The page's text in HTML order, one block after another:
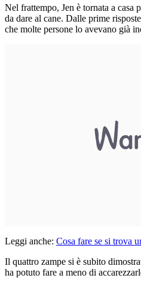
Nel frattempo, Jen è tornata a casa
da dare al cane. Dalle prime
che molte persone lo avevano già
Leggi anche: Cosa fare se si trova
Il quattro zampe si è subito
ha potuto fare a meno di